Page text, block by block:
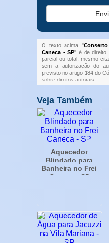
O texto acima "
Caneca - SP" é de direito
parcial ou total, mesmo
sem a autorização do
previsto no artigo 184 do
sobre direitos autorais
Veja Também
Aquecedor
Blindado para
Banheira no Frei
Caneca - SP